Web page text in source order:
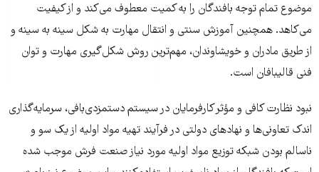
موضوع تمام توجه بافندگان را به کمیت معطوف می‌کند و از کیفیت
می‌کاهد. همچنین آموزش سنتی و انتقال مهارت به شکل سینه به سینه و
از طریق مادران و خویشاوندان، مهم‌ترین روش شکل‌گیری مهارت و توان
فنی قالیبافان است.
نبود نظارت کافی و مؤثر کارفرمایان در سیستم دستمزدی‌بافی، سرمایه‌گذاری
اندک تعاونی‌ها و نهادهای دولتی در فرآیند تهیه مواد اولیه از یک سو و
ناسالم بودن شبکه توزیع مواد اولیه مورد نیاز صنعت فرش موجب شده